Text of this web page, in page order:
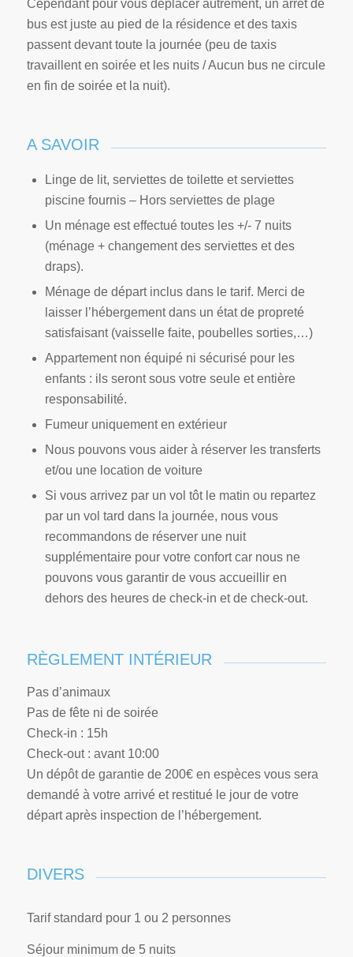
Cependant pour vous déplacer autrement, un arrêt de
bus est juste au pied de la résidence et des taxis
passent devant toute la journée (peu de taxis
travaillent en soirée et les nuits / Aucun bus ne circule
en fin de soirée et la nuit).
A SAVOIR
Linge de lit, serviettes de toilette et serviettes
piscine fournis – Hors serviettes de plage
Un ménage est effectué toutes les +/- 7 nuits
(ménage + changement des serviettes et des
draps).
Ménage de départ inclus dans le tarif. Merci de
laisser l’hébergement dans un état de propreté
satisfaisant (vaisselle faite, poubelles sorties,…)
Appartement non équipé ni sécurisé pour les
enfants : ils seront sous votre seule et entière
responsabilité.
Fumeur uniquement en extérieur
Nous pouvons vous aider à réserver les transferts
et/ou une location de voiture
Si vous arrivez par un vol tôt le matin ou repartez
par un vol tard dans la journée, nous vous
recommandons de réserver une nuit
supplémentaire pour votre confort car nous ne
pouvons vous garantir de vous accueillir en
dehors des heures de check-in et de check-out.
RÈGLEMENT INTÉRIEUR
Pas d’animaux
Pas de fête ni de soirée
Check-in : 15h
Check-out : avant 10:00
Un dépôt de garantie de 200€ en espèces vous sera
demandé à votre arrivé et restitué le jour de votre
départ après inspection de l’hébergement.
DIVERS
Tarif standard pour 1 ou 2 personnes
Séjour minimum de 5 nuits